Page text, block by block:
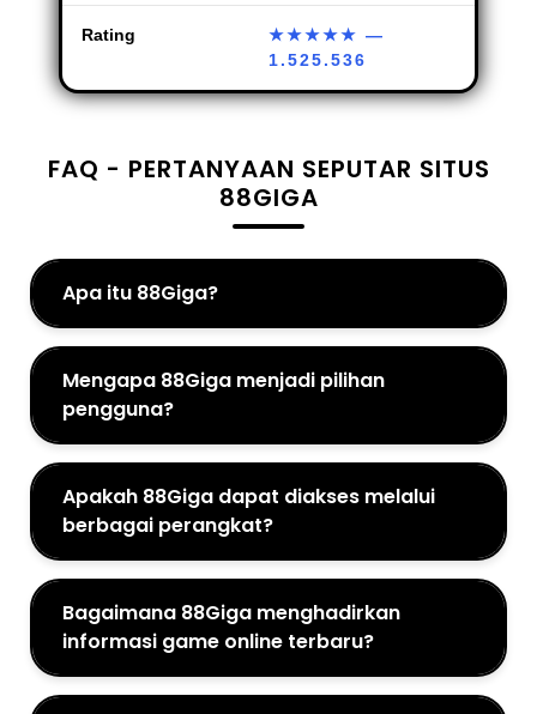
Rating ★★★★★ —
1.525.536
FAQ - PERTANYAAN SEPUTAR SITUS
88GIGA
Apa itu 88Giga?
Mengapa 88Giga menjadi pilihan
pengguna?
Apakah 88Giga dapat diakses melalui
berbagai perangkat?
Bagaimana 88Giga menghadirkan
informasi game online terbaru?